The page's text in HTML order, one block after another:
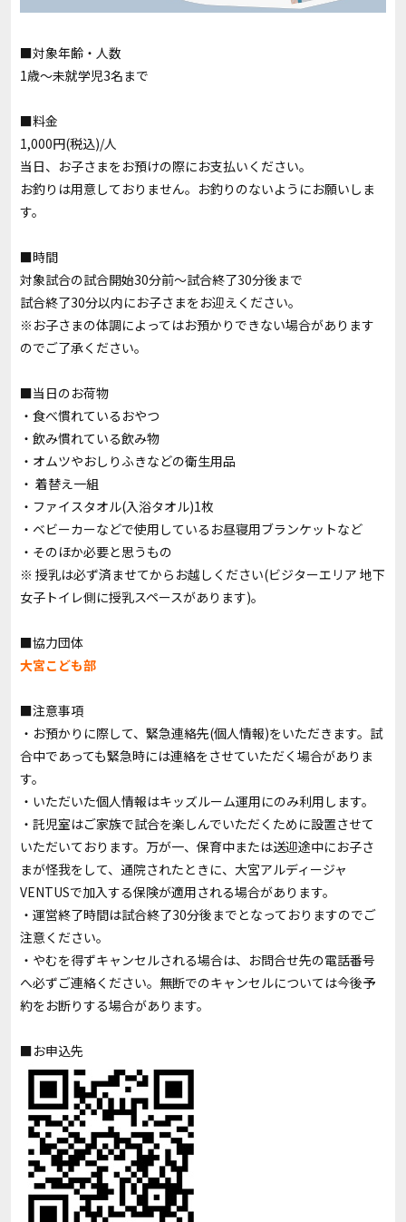
■対象年齢・人数
1歳～未就学児3名まで
■料金
1,000円(税込)/人
当日、お子さまをお預けの際にお支払いください。
お釣りは用意しておりません。お釣りのないようにお願いしま
す。
■時間
対象試合の試合開始30分前～試合終了30分後まで
試合終了30分以内にお子さまをお迎えください。
※お子さまの体調によってはお預かりできない場合があります
のでご了承ください。
■当日のお荷物
・⾷べ慣れているおやつ
・飲み慣れている飲み物
・オムツやおしりふきなどの衛⽣⽤品
・ 着替え⼀組
・ファイスタオル(⼊浴タオル)1枚
・ベビーカーなどで使⽤しているお昼寝⽤ブランケットなど
・そのほか必要と思うもの
※ 授乳は必ず済ませてからお越しください(ビジターエリア 地下
⼥⼦トイレ側に授乳スペースがあります)。
■協力団体
大宮こども部
■注意事項
・お預かりに際して、緊急連絡先(個人情報)をいただきます。試
合中であっても緊急時には連絡をさせていただく場合がありま
す。
・いただいた個人情報はキッズルーム運用にのみ利用します。
・託児室はご家族で試合を楽しんでいただくために設置させて
いただいております。万が一、保育中または送迎途中にお子さ
まが怪我をして、通院されたときに、大宮アルディージャ
VENTUSで加入する保険が適用される場合があります。
・運営終了時間は試合終了30分後までとなっておりますのでご
注意ください。
・やむを得ずキャンセルされる場合は、お問合せ先の電話番号
へ必ずご連絡ください。無断でのキャンセルについては今後予
約をお断りする場合があります。
■お申込先